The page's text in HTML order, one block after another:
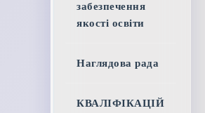
забезпечення
якості освіти
Наглядова рада
КВАЛІФІКАЦІЙ